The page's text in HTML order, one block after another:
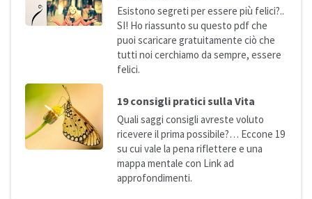
Esistono segreti per essere più felici?..
SI! Ho riassunto su questo pdf che
puoi scaricare gratuitamente ciò che
tutti noi cerchiamo da sempre, essere
felici.
19 consigli pratici sulla Vita
Quali saggi consigli avreste voluto
ricevere il prima possibile?… Eccone 19
su cui vale la pena riflettere e una
mappa mentale con Link ad
approfondimenti.